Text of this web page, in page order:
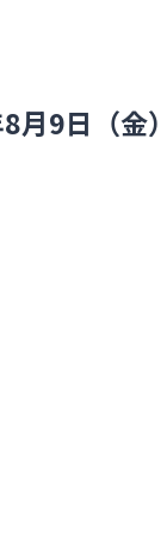
9日（金）